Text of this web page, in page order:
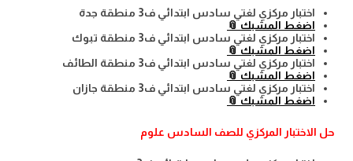
اختبار مركزي لغتي سادس ابتدائي ف3 منطقة جدة
اضغط المشبك 📎
اختبار مركزي لغتي سادس ابتدائي ف3 منطقة تبوك
اضغط المشبك 📎
اختبار مركزي لغتي سادس ابتدائي ف3 منطقة الطائف
اضغط المشبك 📎
اختبار مركزي لغتي سادس ابتدائي ف3 منطقة جازان
اضغط المشبك 📎
حل الاختبار المركزي للصف السادس علوم